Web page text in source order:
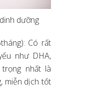
dưỡng
Có rất
như DHA,
trọng nhất là
miễn dịch tốt